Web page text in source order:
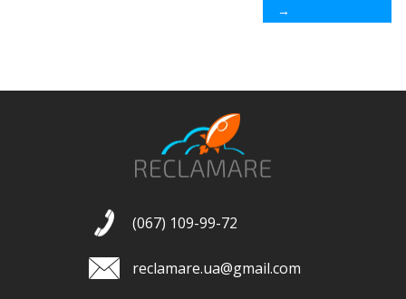
→
(067) 109-99-72
reclamare.ua@gmail.com